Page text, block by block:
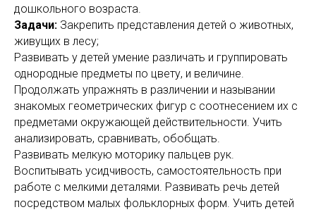
дошкольного возраста.
Задачи: Закрепить представления детей о животных,
живущих в лесу;
Развивать у детей умение различать и группировать
однородные предметы по цвету, и величине.
Продолжать упражнять в различении и назывании
знакомых геометрических фигур с соотнесением их с
предметами окружающей действительности. Учить
анализировать, сравнивать, обобщать.
Развивать мелкую моторику пальцев рук.
Воспитывать усидчивость, самостоятельность при
работе с мелкими деталями. Развивать речь детей
посредством малых фольклорных форм. Учить детей